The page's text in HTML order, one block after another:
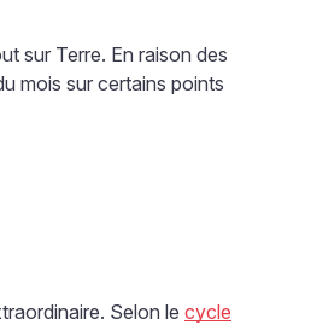
sur Terre. En raison des
mois sur certains points
Selon le cycle